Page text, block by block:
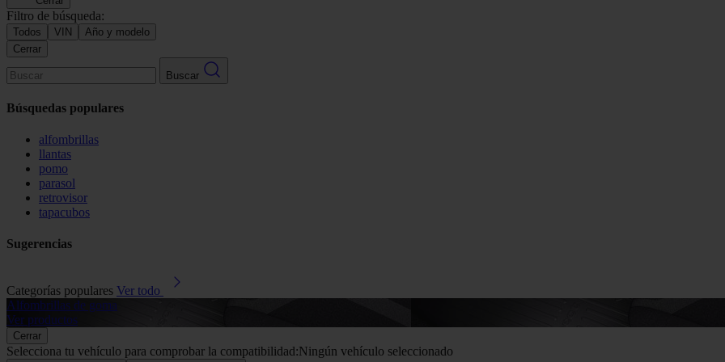
Filtro de búsqueda:
Todos VIN
Año y modelo
Cerrar
Buscar
Búsquedas populares
alfombrillas
llantas
pomo
parasol
retrovisor
tapacubos
Sugerencias
Categorías populares Ver todo
Alfombrillas de goma
Ver productos
Cerrar
Selecciona tu vehículo para comprobar la compatibilidad:Ningún vehículo seleccionado